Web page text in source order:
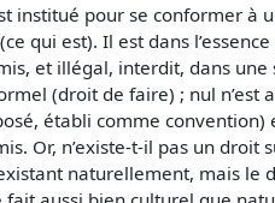
institué pour se conformer
qui est). Il est dans
et illégal, interdit, dans une
(droit de faire) ; nul n’est
établi comme
Or, n’existe-t-il pas un
naturellement, mais le